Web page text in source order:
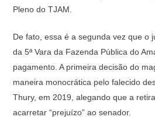
Pleno do TJAM.
De fato, essa é a segunda vez que o
da 5ª Vara da Fazenda Pública do
pagamento. A primeira decisão do
maneira monocrática pelo falecido
Thury, em 2019, alegando que a
acarretar “prejuízo” ao senador.